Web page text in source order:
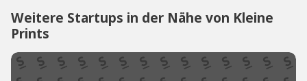
Weitere Startups in der Nähe von Kleine
Prints